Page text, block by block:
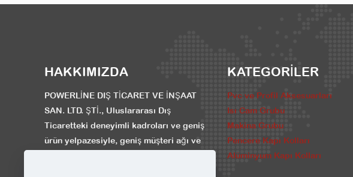
HAKKIMIZDA
POWERLİNE DIŞ TİCARET VE İNŞAAT
SAN. LTD. ŞTİ., Uluslararası Dış
Ticaretteki deneyimli kadroları ve geniş
ürün yelpazesiyle, geniş müşteri ağı ve
KATEGORİLER
Pvc ve Profil Aksesuarları
Isı Cam Grubu
Makina Grubu
Pencere Kapı Kolları
Alüminyum Kapı Kolları